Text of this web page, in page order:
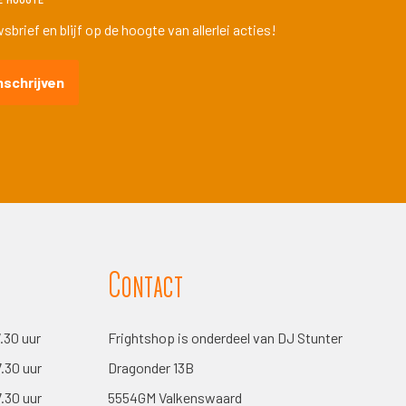
en blijf op de hoogte van allerlei acties!
uur
uur
uur
Contact
Frightshop is onderdeel van DJ Stunter
Dragonder 13B
5554GM Valkenswaard